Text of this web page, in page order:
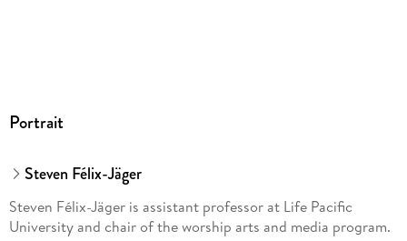
Portrait
Steven Félix-Jäger
Steven Félix-Jäger is assistant professor at Life Pacific
University and chair of the worship arts and media program.